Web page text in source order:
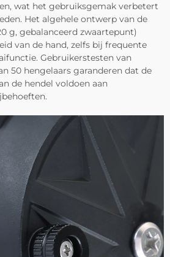
wat het gebruiksgemak verbetert
Het algehele ontwerp van de
g, gebalanceerd zwaartepunt)
van de hand, zelfs bij frequente
Gebruikerstesten van
50 hengelaars garanderen dat de
de hendel voldoen aan